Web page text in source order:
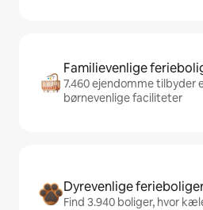
Familievenlige
7.460 ejendomme tilbyder
børnevenlige faciliteter
Dyrevenlige
Find 3.940 boliger, hvor